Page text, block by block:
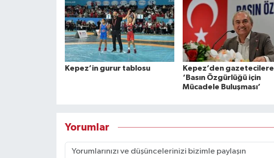
Kepez’in gurur tablosu
Kepez’den gazetecilere
‘Basın Özgürlüğü için
Mücadele Buluşması’
Yorumlar